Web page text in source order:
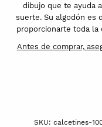
dibujo que te ayuda
suerte. Su algodón es
proporcionarte toda la
Antes de comprar,
SKU: calcetines-